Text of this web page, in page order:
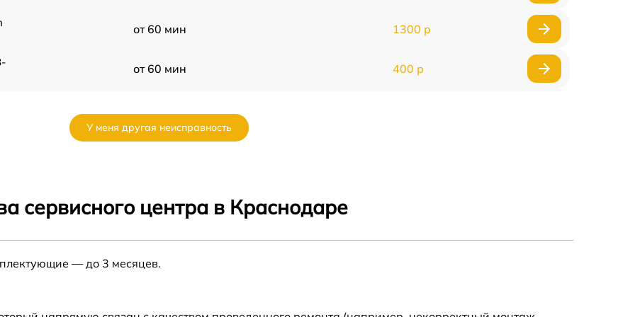
от 60 мин 1300 р
от 60 мин 400 р
от 60 мин
У меня другая неисправность
сервисного центра в Краснодаре
— до 3 месяцев.